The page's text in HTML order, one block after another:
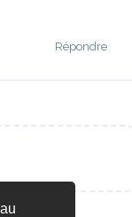
Répondre